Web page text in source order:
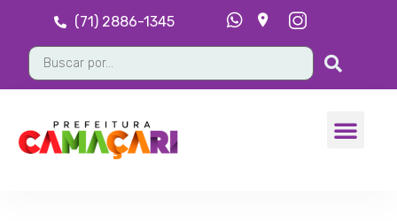
(71) 2886-1345